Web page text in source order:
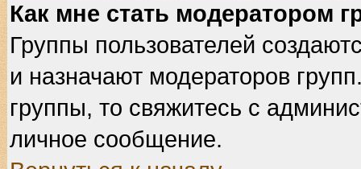
Как мне стать модератором
Группы пользователей
и назначают модераторов
группы, то свяжитесь с
личное сообщение.